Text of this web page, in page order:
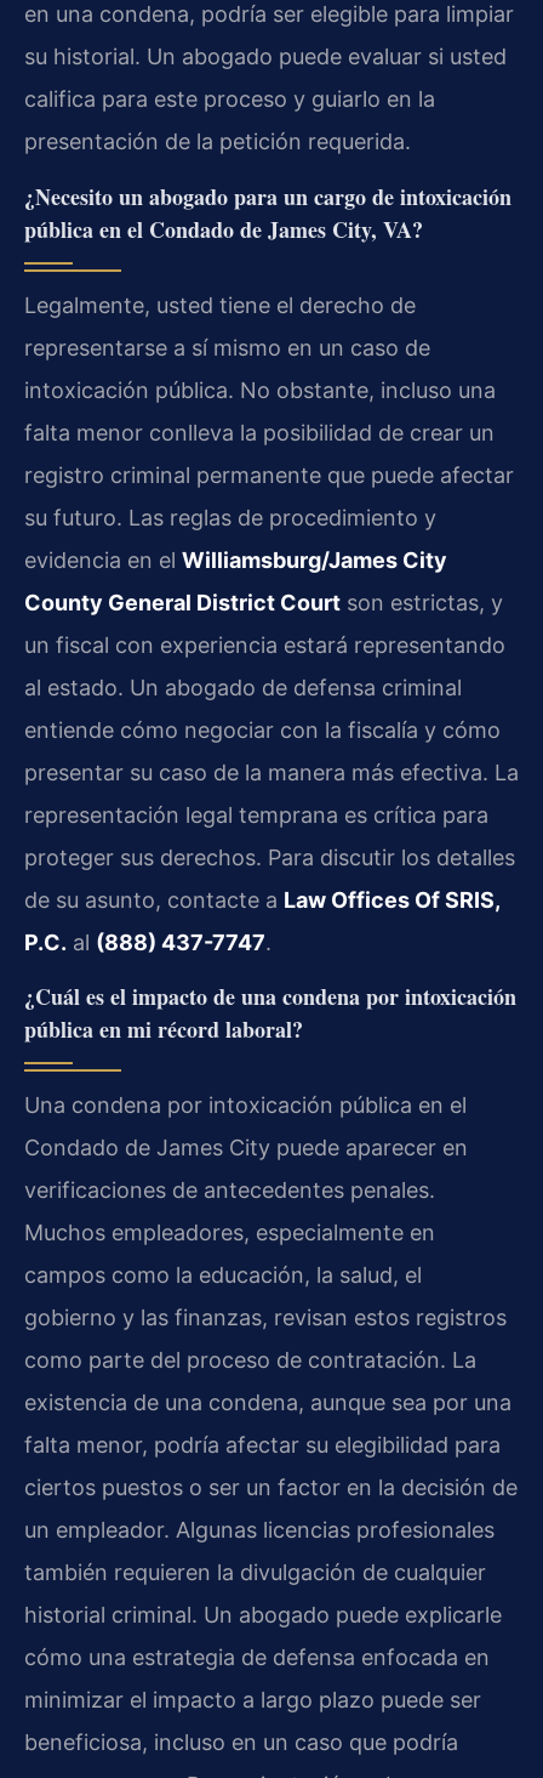
en una condena, podría ser elegible para limpiar
su historial. Un abogado puede evaluar si usted
califica para este proceso y guiarlo en la
presentación de la petición requerida.
¿Necesito un abogado para un cargo de intoxicación
pública en el Condado de James City, VA?
Legalmente, usted tiene el derecho de
representarse a sí mismo en un caso de
intoxicación pública. No obstante, incluso una
falta menor conlleva la posibilidad de crear un
registro criminal permanente que puede afectar
su futuro. Las reglas de procedimiento y
evidencia en el Williamsburg/James City
County General District Court son estrictas, y
un fiscal con experiencia estará representando
al estado. Un abogado de defensa criminal
entiende cómo negociar con la fiscalía y cómo
presentar su caso de la manera más efectiva. La
representación legal temprana es crítica para
proteger sus derechos. Para discutir los detalles
de su asunto, contacte a Law Offices Of SRIS,
P.C. al (888) 437-7747.
¿Cuál es el impacto de una condena por intoxicación
pública en mi récord laboral?
Una condena por intoxicación pública en el
Condado de James City puede aparecer en
verificaciones de antecedentes penales.
Muchos empleadores, especialmente en
campos como la educación, la salud, el
gobierno y las finanzas, revisan estos registros
como parte del proceso de contratación. La
existencia de una condena, aunque sea por una
falta menor, podría afectar su elegibilidad para
ciertos puestos o ser un factor en la decisión de
un empleador. Algunas licencias profesionales
también requieren la divulgación de cualquier
historial criminal. Un abogado puede explicarle
cómo una estrategia de defensa enfocada en
minimizar el impacto a largo plazo puede ser
beneficiosa, incluso en un caso que podría